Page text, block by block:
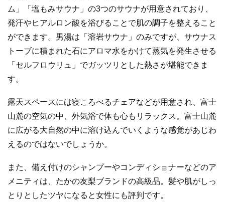
ム」「塩もみサウナ」の3つのサウナが用意されており、
発汗やヒアルロン酸を浴びることで肌の調子を整えること
ができます。男湯は「溶岩サウナ」のみですが、サウナス
トーブに積まれた石にアロマ水をかけて蒸気を発生させる
「セルフロウリュ」でガッツリとした熱さが堪能できま
す。
露天スペースには寝ころべるチェアなどが用意され、富士
山麓の空気の中、外気浴で体も心もリラックス。富士山麓
に広がる大自然の中に溶け込んでいくような感覚があじわ
えるのではないでしょうか。
また、備え付けのシャンプーやコンディショナーなどのア
メニティは、たかの友梨ブランドの高級品。髪や肌がしっ
とりとしたツヤになると女性にも評判です。